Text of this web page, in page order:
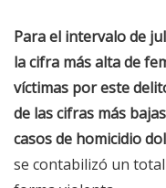
Para el intervalo de
la cifra más alta de
víctimas por este
de las cifras más
casos de homicidio
se contabilizó un